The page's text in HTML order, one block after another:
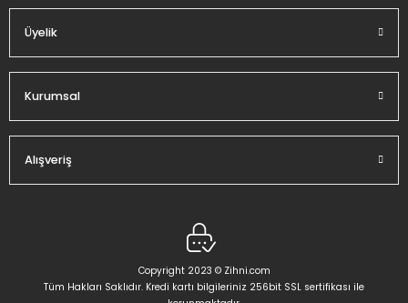
Üyelik
Kurumsal
Alışveriş
Copyright 2023 © Zihni.com
Tüm Hakları Saklıdır. Kredi kartı bilgileriniz 256bit SSL sertifikası ile